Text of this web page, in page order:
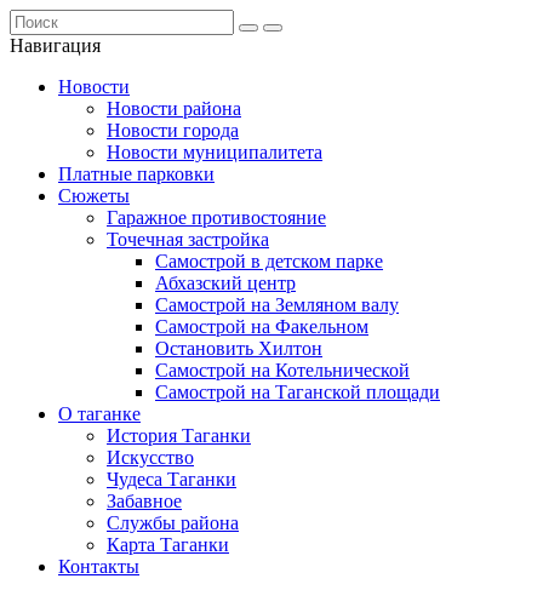
Навигация
Новости
Новости района
Новости города
Новости муниципалитета
Платные парковки
Сюжеты
Гаражное противостояние
Точечная застройка
Самострой в детском парке
Абхазский центр
Самострой на Земляном валу
Самострой на Факельном
Остановить Хилтон
Самострой на Котельнической
Самострой на Таганской площади
О таганке
История Таганки
Искусство
Чудеса Таганки
Забавное
Службы района
Карта Таганки
Контакты